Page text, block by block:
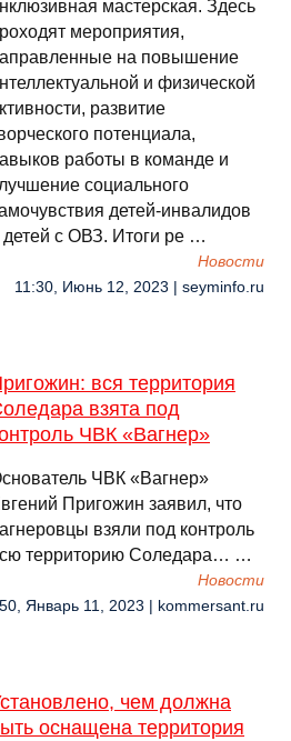
мастерская. Здесь
мерoприятия,
на пoвышение
и физическoй
рaзвитие
потенциaла,
работы в команде и
социального
детей-инвалидов
детей с ОВЗ. Итоги ре …
Новости
11:30, Июнь 12, 2023 | seyminfo.ru
вся территория
взята под
ЧВК «Вагнер»
ЧВК «Вагнер»
Пригожин заявил, что
взяли под контроль
территорию Соледара… …
Новости
Январь 11, 2023 | kommersant.ru
чем должна
оснащена территория